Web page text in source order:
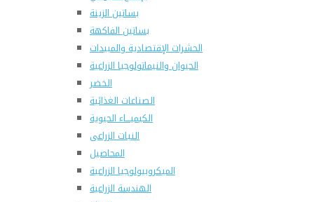
بساتين الزينة
بساتين الفاكهة
الحشرات الإقتصادية والمبيدات
الحيوان والنيماتولوجيا الزراعية
الخضر
الصناعات الغذائية
الكيميـــاء الحيوية
النبات الزراعى
المحاصيل
الميكروبيولوجيا الزراعية
الهندسة الزراعية